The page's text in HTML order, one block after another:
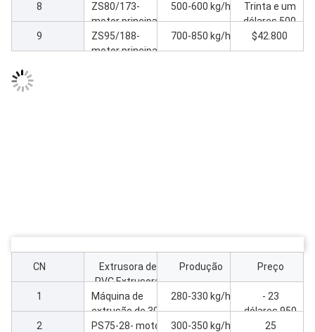
extrusão
55kw máquina
de extrusão
8
ZS80/173-
motor principal
75 kW Máquina
de extrusão
500-600 kg/h
Trinta e um
dólares.500
9
ZS95/188-
motor principal
700-850 kg/h $42.800
CN
Extrusora de
PVC Extrusora
de parafusos
paralelas
duplas
Produção Preço
1
Máquina de
extrusão de 30
kW com motor
280-330 kg/h
- 23
dólares.950
2
PS75-28- motor
300-350 kg/h
25